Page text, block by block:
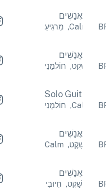
אֲנָשִׁים
Calm
, מַרגִיעַ
אֲנָשִׁים
שָׁקֶט, חוֹלמָנִי
Solo Guitar
Calm
, חוֹלמָנִי
אֲנָשִׁים
שָׁקֶט,
Calm
אֲנָשִׁים
שָׁקֶט, חִיוּבִי